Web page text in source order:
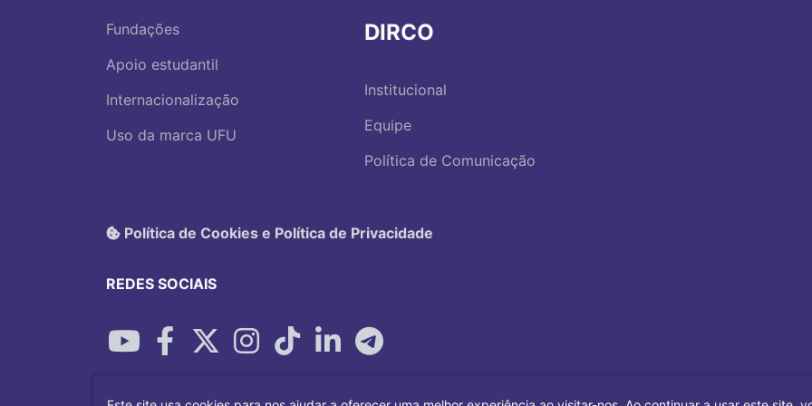
Fundações
Apoio estudantil
Internacionalização
Uso da marca UFU
DIRCO
Institucional
Equipe
Política de Comunicação
Política de Cookies e Política de Privacidade
REDES SOCIAIS